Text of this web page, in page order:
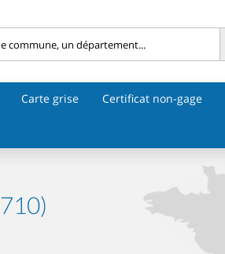
Carte grise Certificat non-gage